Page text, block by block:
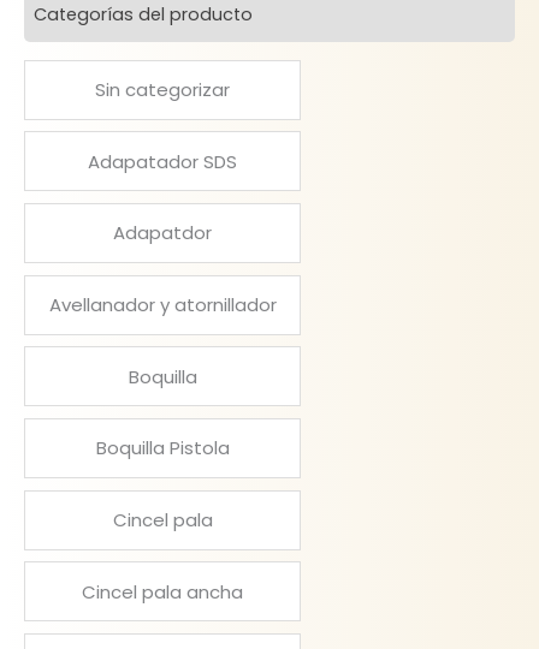
Categorías del producto
Sin categorizar
Adapatador SDS
Adapatdor
Avellanador y atornillador
Boquilla
Boquilla Pistola
Cincel pala
Cincel pala ancha